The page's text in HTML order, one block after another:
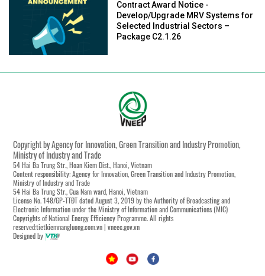
Contract Award Notice -
Develop/Upgrade MRV Systems for
Selected Industrial Sectors –
Package C2.1.26
Copyright by Agency for Innovation, Green Transition and Industry Promotion,
Ministry of Industry and Trade
54 Hai Ba Trung Str., Hoan Kiem Dist., Hanoi, Vietnam
Content responsibility: Agency for Innovation, Green Transition and Industry Promotion,
Ministry of Industry and Trade
54 Hai Ba Trung Str., Cua Nam ward, Hanoi, Vietnam
License No. 148/GP-TTĐT dated August 3, 2019 by the Authority of Broadcasting and
Electronic Information under the Ministry of Information and Communications (MIC)
Copyrights of National Energy Efficiency Programme. All rights
reserved:tietkiemnangluong.com.vn | vneec.gov.vn
Designed by